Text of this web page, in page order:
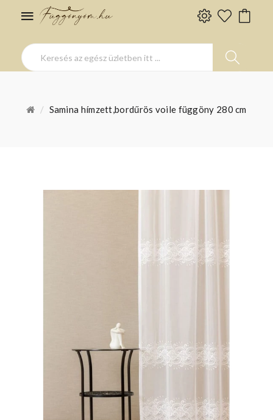
Samina hímzett,bordűrös voile függöny 280 cm